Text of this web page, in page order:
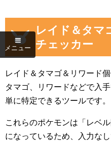
レイド＆タマ
チェッカー
レイド＆タマゴ＆リワード
タマゴ、リワードなどで入
単に特定できるツールです。
これらのポケモンは「レベ
になっているため、入力な